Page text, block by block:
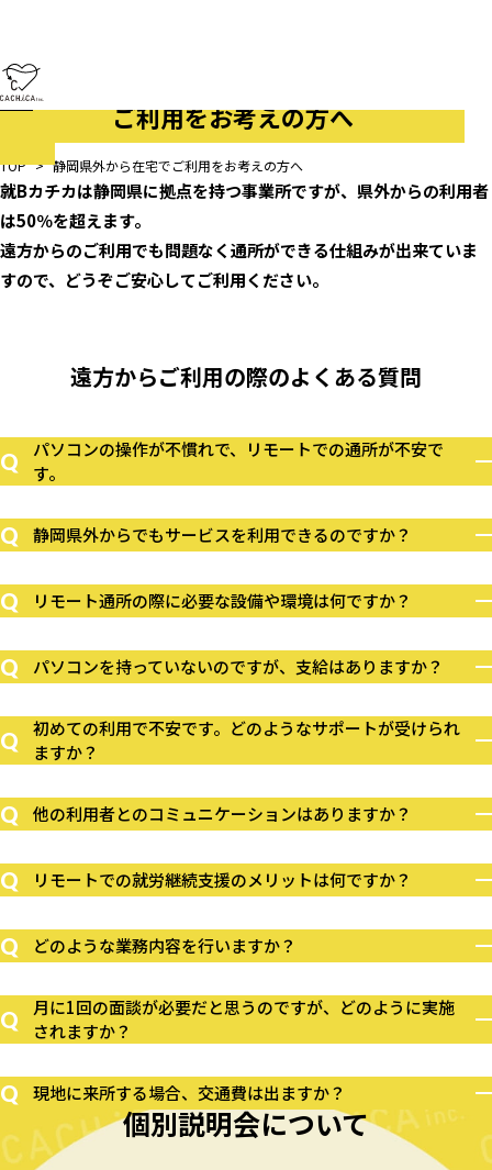
ご利用をお考えの方へ​
TOP > 静岡県外から在宅でご利用をお考えの方へ​
就Bカチカは静岡県に拠点を持つ事業所ですが、県外からの利用者
は50％を超えます。
遠方からのご利用でも問題なく通所ができる仕組みが出来ていま
すので、どうぞご安心してご利用ください。
遠方からご利用の際のよくある質問
Q
パソコンの操作が不慣れで、リモートでの通所が不安で
す。
Q 静岡県外からでもサービスを利用できるのですか？
Q リモート通所の際に必要な設備や環境は何ですか？
Q パソコンを持っていないのですが、支給はありますか？
Q
初めての利用で不安です。どのようなサポートが受けられ
ますか？
Q 他の利用者とのコミュニケーションはありますか？
Q リモートでの就労継続支援のメリットは何ですか？
Q どのような業務内容を行いますか？
Q
月に1回の面談が必要だと思うのですが、どのように実施
されますか？
Q 現地に来所する場合、交通費は出ますか？
個別説明会について